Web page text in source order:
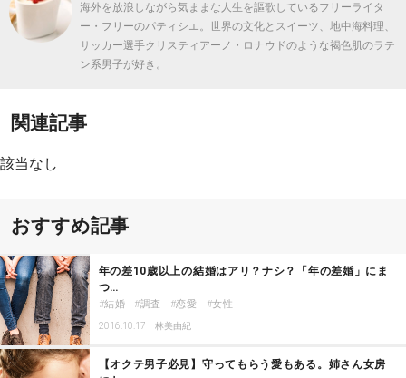
海外を放浪しながら気ままな人生を謳歌しているフリーライタ
ー・フリーのパティシエ。世界の文化とスイーツ、地中海料理、
サッカー選手クリスティアーノ・ロナウドのような褐色肌のラテ
ン系男子が好き。
関連記事
該当なし
おすすめ記事
年の差10歳以上の結婚はアリ？ナシ？「年の差婚」にま
つ…
結婚 調査 恋愛 女性
2016.10.17 林美由紀
【オクテ男子必見】守ってもらう愛もある。姉さん女房